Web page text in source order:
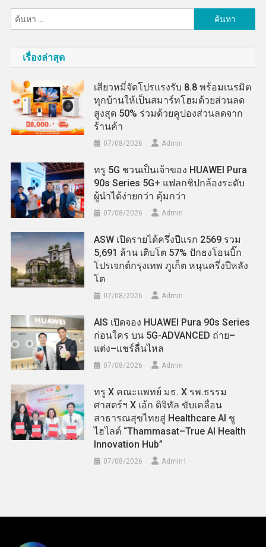
สำหรับ:
เรื่องล่าสุด
เสียวหมี่จัดโปรแรงรับ 8.8 พร้อมเนรมิต
ทุกบ้านให้เป็นสมาร์ทโฮมด้วยส่วนลด
สูงสุด 50% ร่วมด้วยคูปองส่วนลดจาก
ร้านค้า
07/08/2026 Admin
ทรู 5G ชวนเป็นเจ้าของ HUAWEI Pura
90s Series 5G+ แฟลกชิปกล้องระดับ
ผู้นำได้ง่ายกว่า คุ้มกว่า
07/08/2026 Admin
ASW เปิดรายได้ครึ่งปีแรก 2569 รวม
5,691 ล้าน เติบโต 57% ปักธงโอนบิ๊ก
โปรเจกต์กรุงเทพ ภูเก็ต หนุนครึ่งปีหลัง
โต
07/08/2026 Admin
AIS เปิดจอง HUAWEI Pura 90s Series
ก่อนใคร บน 5G-ADVANCED ถ่าย–
แต่ง–แชร์ลื่นไหล
07/08/2026 Admin
ทรู X คณะแพทย์ มธ. X รพ.ธรรม
ศาสตร์ฯ X เอ้ก ดิจิทัล ขับเคลื่อน
สาธารณสุขไทยสู่ Healthcare AI ชู
ไฮไลต์ “Thammasat–True AI Health
Innovation Hub”
07/08/2026 Admin​1